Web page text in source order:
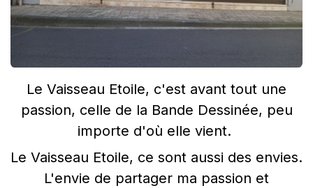
Le Vaisseau Etoile, c'est avant tout une
passion, celle de la Bande Dessinée, peu
importe d'où elle vient.
Le Vaisseau Etoile, ce sont aussi des envies.
L'envie de partager ma passion et